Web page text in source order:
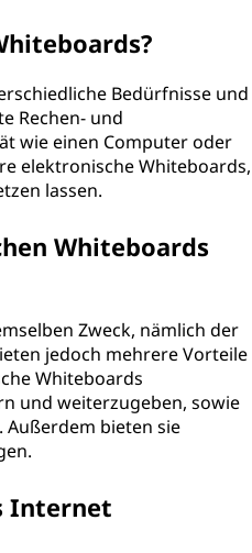
Bedürfnisse und
Rechen- und
wie einen Computer oder
elektronische Whiteboards,
lassen.
Whiteboards
Zweck, nämlich der
jedoch mehrere Vorteile
Whiteboards
und weiterzugeben, sowie
bieten sie
Internet